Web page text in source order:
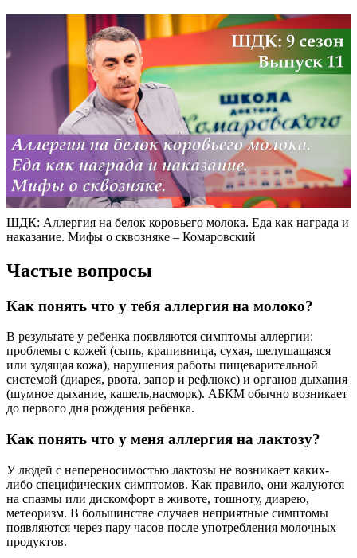
ШДК: Аллергия на белок коровьего молока. Еда как награда и
наказание. Мифы о сквозняке – Комаровский
Частые вопросы
Как понять что у тебя аллергия на молоко?
В результате у ребенка появляются симптомы аллергии:
проблемы с кожей (сыпь, крапивница, сухая, шелушащаяся
или зудящая кожа), нарушения работы пищеварительной
системой (диарея, рвота, запор и рефлюкс) и органов дыхания
(шумное дыхание, кашель,насморк). АБКМ обычно возникает
до первого дня рождения ребенка.
Как понять что у меня аллергия на лактозу?
У людей с непереносимостью лактозы не возникает каких-
либо специфических симптомов. Как правило, они жалуются
на спазмы или дискомфорт в животе, тошноту, диарею,
метеоризм. В большинстве случаев неприятные симптомы
появляются через пару часов после употребления молочных
продуктов.